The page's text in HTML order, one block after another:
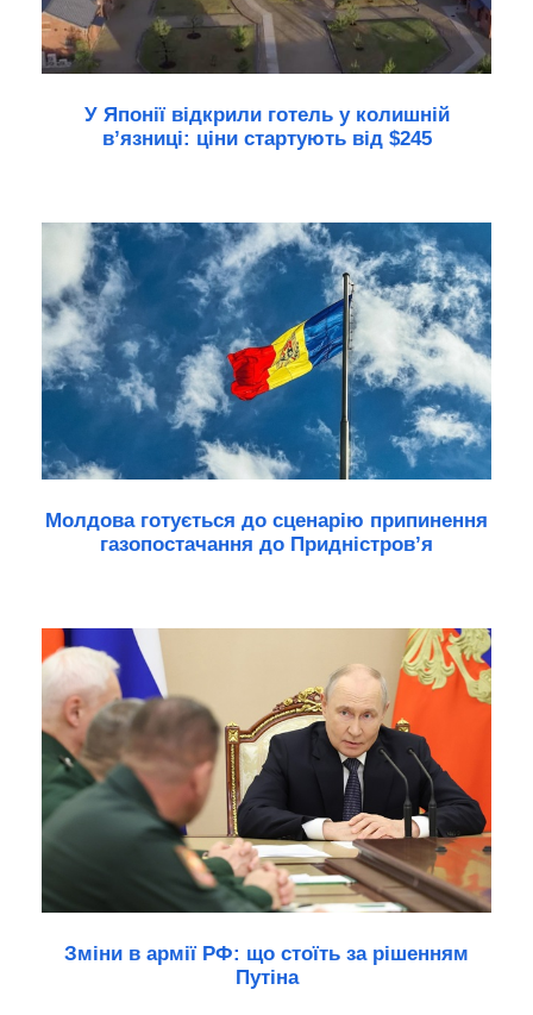
У Японії відкрили готель у колишній
в’язниці: ціни стартують від $245
Молдова готується до сценарію припинення
газопостачання до Придністров’я
Зміни в армії РФ: що стоїть за рішенням
Путіна